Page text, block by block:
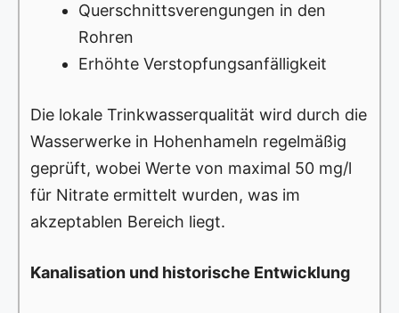
Querschnittsverengungen in den
Rohren
Erhöhte Verstopfungsanfälligkeit
Die lokale Trinkwasserqualität wird durch die
Wasserwerke in Hohenhameln regelmäßig
geprüft, wobei Werte von maximal 50 mg/l
für Nitrate ermittelt wurden, was im
akzeptablen Bereich liegt.
Kanalisation und historische Entwicklung